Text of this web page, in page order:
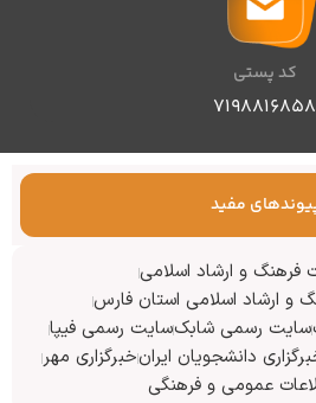
کد پستی
۷۱۹۸۸۱۶۸۵۸
مفید
فرهنگ و ارشاد اسلامی
و ارشاد اسلامی استان فارس
سایت رسمی شابکسایت رسمی فیپا
دانشجویان ایرانخبرگزاری مهر
عمومی و فرهنگی